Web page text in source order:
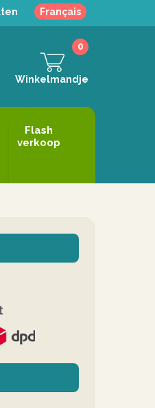
Français
Winkelmandje
0
Flash
verkoop